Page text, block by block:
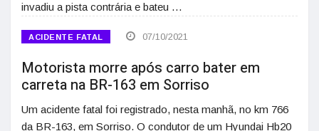
invadiu a pista contrária e bateu …
ACIDENTE FATAL 07/10/2021
Motorista morre após carro bater em
carreta na BR-163 em Sorriso
Um acidente fatal foi registrado, nesta manhã, no km 766
da BR-163, em Sorriso. O condutor de um Hyundai Hb20